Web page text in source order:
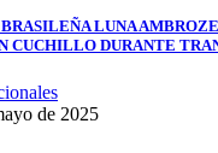
LUNA
CUCHILLO DURANTE
de 2025